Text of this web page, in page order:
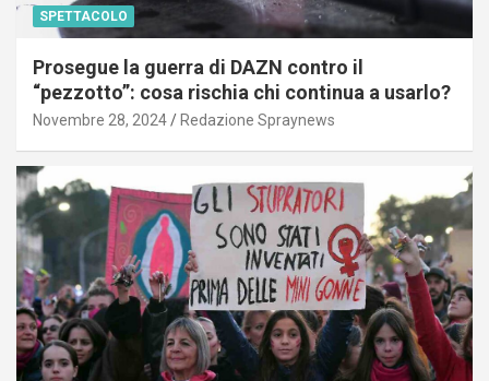
SPETTACOLO
Prosegue la guerra di DAZN contro il
“pezzotto”: cosa rischia chi continua a usarlo?
Novembre 28, 2024 Redazione Spraynews